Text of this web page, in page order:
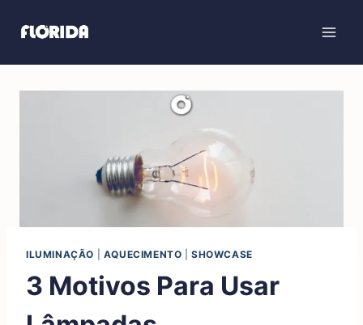
ILUMINAÇÃO AQUECIMENTO |SHOWCASE
3 Motivos Para Usar